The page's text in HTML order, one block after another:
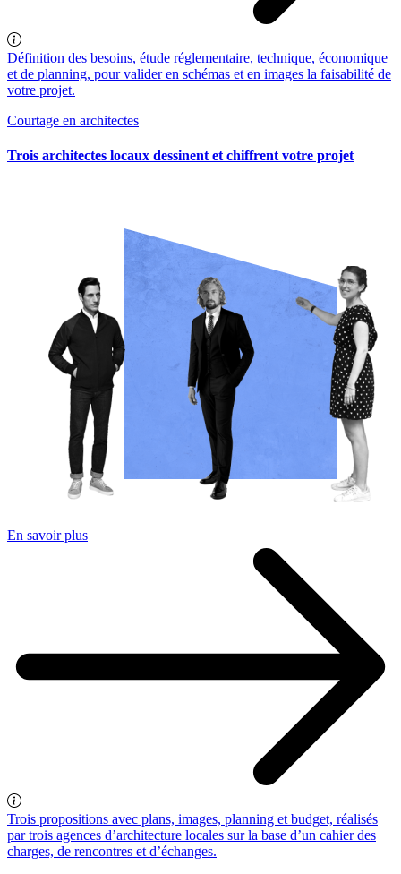
Définition des besoins, étude réglementaire, technique, économique
et de planning, pour valider en schémas et en images la faisabilité de
votre projet.
Courtage en architectes
Trois architectes locaux dessinent et chiffrent votre projet
En savoir plus
Trois propositions avec plans, images, planning et budget, réalisés
par trois agences d’architecture locales sur la base d’un cahier des
charges, de rencontres et d’échanges.